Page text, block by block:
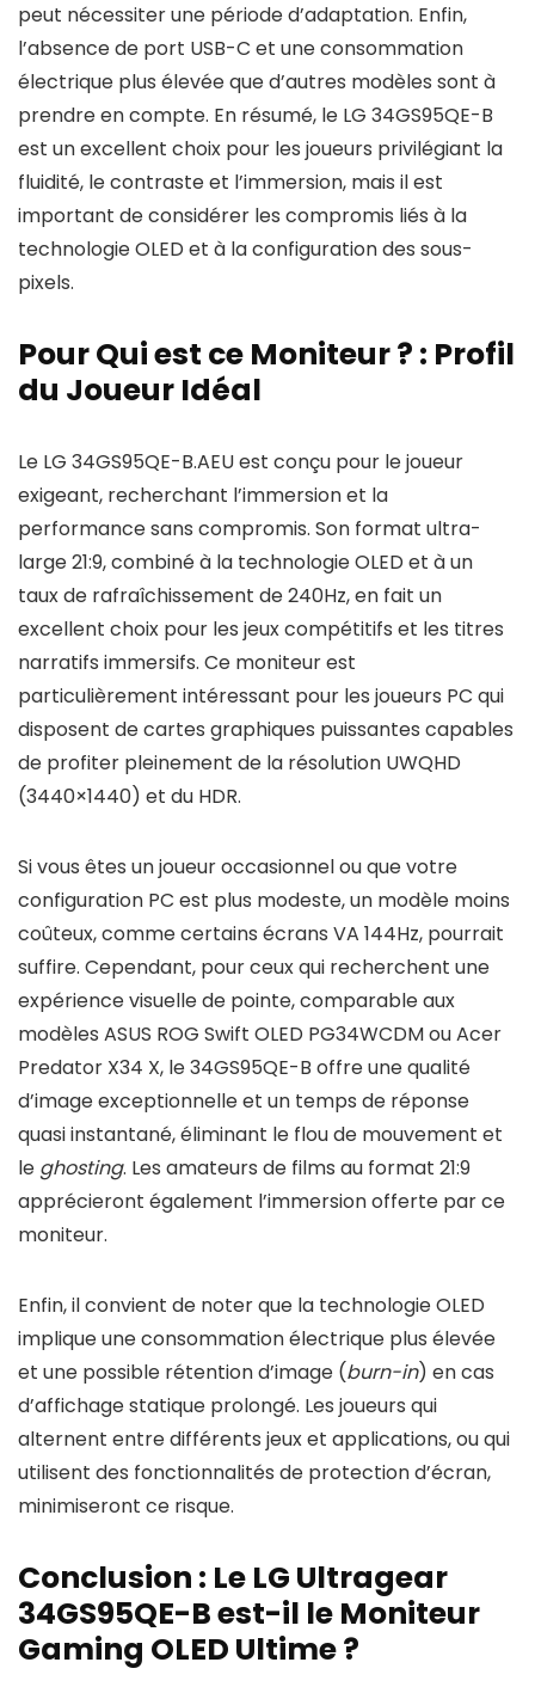
peut nécessiter une période d’adaptation. Enfin,
l’absence de port USB-C et une consommation
électrique plus élevée que d’autres modèles sont à
prendre en compte. En résumé, le LG 34GS95QE-B
est un excellent choix pour les joueurs privilégiant la
fluidité, le contraste et l’immersion, mais il est
important de considérer les compromis liés à la
technologie OLED et à la configuration des sous-
pixels.
Pour Qui est ce Moniteur ? : Profil
du Joueur Idéal
Le LG 34GS95QE-B.AEU est conçu pour le joueur
exigeant, recherchant l’immersion et la
performance sans compromis. Son format ultra-
large 21:9, combiné à la technologie OLED et à un
taux de rafraîchissement de 240Hz, en fait un
excellent choix pour les jeux compétitifs et les titres
narratifs immersifs. Ce moniteur est
particulièrement intéressant pour les joueurs PC qui
disposent de cartes graphiques puissantes capables
de profiter pleinement de la résolution UWQHD
(3440×1440) et du HDR.
Si vous êtes un joueur occasionnel ou que votre
configuration PC est plus modeste, un modèle moins
coûteux, comme certains écrans VA 144Hz, pourrait
suffire. Cependant, pour ceux qui recherchent une
expérience visuelle de pointe, comparable aux
modèles ASUS ROG Swift OLED PG34WCDM ou Acer
Predator X34 X, le 34GS95QE-B offre une qualité
d’image exceptionnelle et un temps de réponse
quasi instantané, éliminant le flou de mouvement et
le ghosting. Les amateurs de films au format 21:9
apprécieront également l’immersion offerte par ce
moniteur.
Enfin, il convient de noter que la technologie OLED
implique une consommation électrique plus élevée
et une possible rétention d’image (burn-in) en cas
d’affichage statique prolongé. Les joueurs qui
alternent entre différents jeux et applications, ou qui
utilisent des fonctionnalités de protection d’écran,
minimiseront ce risque.
Conclusion : Le LG Ultragear
34GS95QE-B est-il le Moniteur
Gaming OLED Ultime ?